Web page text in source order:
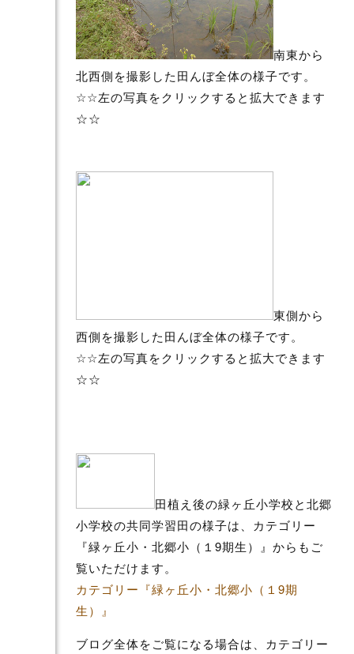
南東から
北西側を撮影した田んぼ全体の様子です。
☆☆左の写真をクリックすると拡大できます
☆☆
東側から
西側を撮影した田んぼ全体の様子です。
☆☆左の写真をクリックすると拡大できます
☆☆
田植え後の緑ヶ丘小学校と北郷
小学校の共同学習田の様子は、カテゴリー
『緑ヶ丘小・北郷小（１9期生）』からもご
覧いただけます。
カテゴリー『緑ヶ丘小・北郷小（１9期
生）』
ブログ全体をご覧になる場合は、カテゴリー